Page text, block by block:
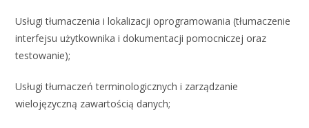
Usługi tłumaczenia i lokalizacji oprogramowania (tłumaczenie
interfejsu użytkownika i dokumentacji pomocniczej oraz
testowanie);
Usługi tłumaczeń terminologicznych i zarządzanie
wielojęzyczną zawartością danych;